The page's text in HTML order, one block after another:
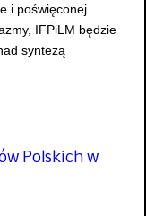
i poświęconej
IFPiLM będzie
syntezą
Polskich w